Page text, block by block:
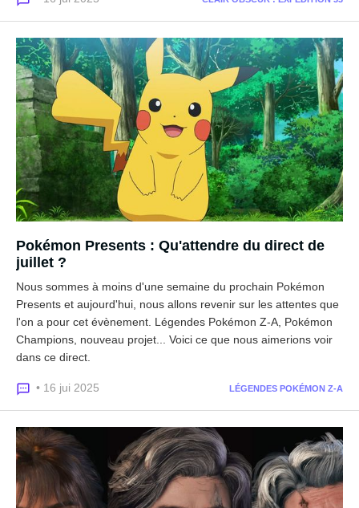
Pokémon Presents : Qu'attendre du direct de
juillet ?
Nous sommes à moins d'une semaine du prochain Pokémon
Presents et aujourd'hui, nous allons revenir sur les attentes que
l'on a pour cet évènement. Légendes Pokémon Z-A, Pokémon
Champions, nouveau projet... Voici ce que nous aimerions voir
dans ce direct.
• 16 jui 2025 LÉGENDES POKÉMON Z-A